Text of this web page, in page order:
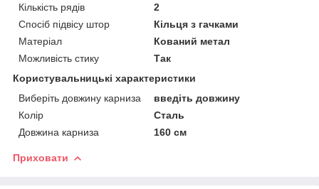
Кількість рядів
2
Спосіб підвісу штор
Кільця з гачками
Матеріал
Кований метал
Можливість стику
Так
Користувальницькі характеристики
Виберіть довжину карниза
введіть довжину
Колір
Сталь
Довжина карниза
160 см
Приховати